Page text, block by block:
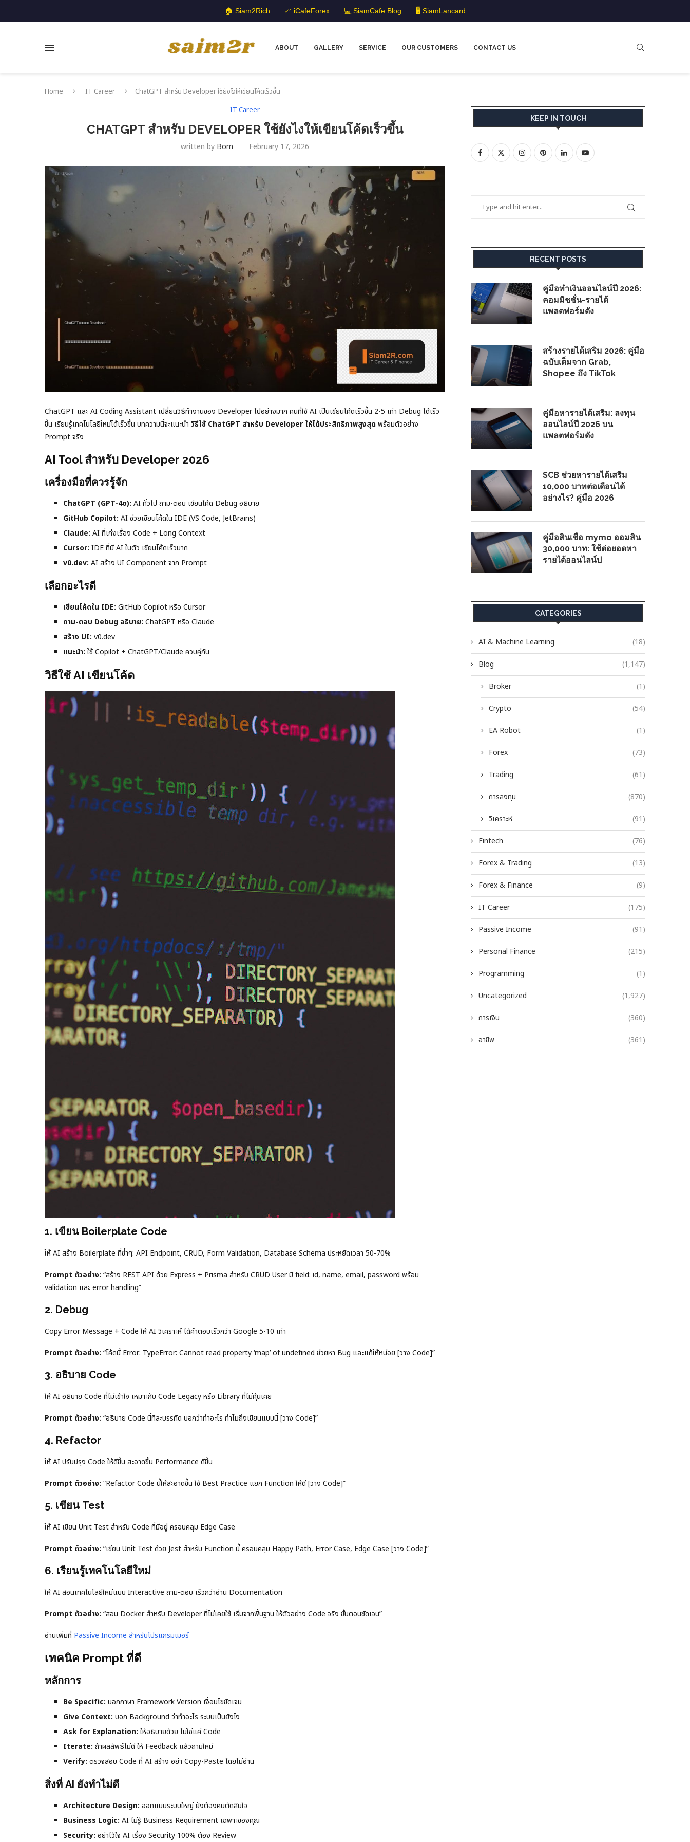
🏠 Siam2Rich 📈 iCafeForex 💻 SiamCafe Blog 🖥️ SiamLancard
ABOUT GALLERY SERVICE OUR CUSTOMERS CONTACT US
Home IT Career
ChatGPT สำหรับ Developer ใช้ยังไงให้เขียนโค้ดเร็วขึ้น
IT Career
CHATGPT สำหรับ DEVELOPER ใช้ยังไงให้เขียนโค้ดเร็วขึ้น
written by Bom February 17, 2026
ChatGPT และ AI Coding Assistant เปลี่ยนวิธีทำงานของ Developer ไปอย่างมาก คนที่ใช้ AI เป็นเขียนโค้ดเร็วขึ้น 2-5 เท่า Debug ได้เร็ว
ขึ้น เรียนรู้เทคโนโลยีใหม่ได้เร็วขึ้น บทความนี้จะแนะนำ วิธีใช้ ChatGPT สำหรับ Developer ให้ได้ประสิทธิภาพสูงสุด พร้อมตัวอย่าง
Prompt จริง
AI Tool สำหรับ Developer 2026
เครื่องมือที่ควรรู้จัก
ChatGPT (GPT-4o): AI ทั่วไป ถาม-ตอบ เขียนโค้ด Debug อธิบาย
GitHub Copilot: AI ช่วยเขียนโค้ดใน IDE (VS Code, JetBrains)
Claude: AI ที่เก่งเรื่อง Code + Long Context
Cursor: IDE ที่มี AI ในตัว เขียนโค้ดเร็วมาก
v0.dev: AI สร้าง UI Component จาก Prompt
เลือกอะไรดี
เขียนโค้ดใน IDE: GitHub Copilot หรือ Cursor
ถาม-ตอบ Debug อธิบาย: ChatGPT หรือ Claude
สร้าง UI: v0.dev
แนะนำ:ใช้ Copilot + ChatGPT/Claude ควบคู่กัน
วิธีใช้ AI เขียนโค้ด
1. เขียน Boilerplate Code
ให้ AI สร้าง Boilerplate ที่ซ้ำๆ: API Endpoint, CRUD, Form Validation, Database Schema ประหยัดเวลา 50-70%
Prompt ตัวอย่าง: “สร้าง REST API ด้วย Express + Prisma สำหรับ CRUD User มี field: id, name, email, password พร้อม
validation และ error handling”
2. Debug
Copy Error Message + Code ให้ AI วิเคราะห์ ได้คำตอบเร็วกว่า Google 5-10 เท่า
Prompt ตัวอย่าง: “โค้ดนี้ Error: TypeError: Cannot read property ‘map’ of undefined ช่วยหา Bug และแก้ให้หน่อย [วาง Code]”
3. อธิบาย Code
ให้ AI อธิบาย Code ที่ไม่เข้าใจ เหมาะกับ Code Legacy หรือ Library ที่ไม่คุ้นเคย
Prompt ตัวอย่าง: “อธิบาย Code นี้ทีละบรรทัด บอกว่าทำอะไร ทำไมถึงเขียนแบบนี้ [วาง Code]”
4. Refactor
ให้ AI ปรับปรุง Code ให้ดีขึ้น สะอาดขึ้น Performance ดีขึ้น
Prompt ตัวอย่าง: “Refactor Code นี้ให้สะอาดขึ้น ใช้ Best Practice แยก Function ให้ดี [วาง Code]”
5. เขียน Test
ให้ AI เขียน Unit Test สำหรับ Code ที่มีอยู่ ครอบคลุม Edge Case
Prompt ตัวอย่าง: “เขียน Unit Test ด้วย Jest สำหรับ Function นี้ ครอบคลุม Happy Path, Error Case, Edge Case [วาง Code]”
6. เรียนรู้เทคโนโลยีใหม่
ให้ AI สอนเทคโนโลยีใหม่แบบ Interactive ถาม-ตอบ เร็วกว่าอ่าน Documentation
Prompt ตัวอย่าง: “สอน Docker สำหรับ Developer ที่ไม่เคยใช้ เริ่มจากพื้นฐาน ให้ตัวอย่าง Code จริง ขั้นตอนชัดเจน”
อ่านเพิ่มที่ Passive Income สำหรับโปรแกรมเมอร์
เทคนิค Prompt ที่ดี
หลักการ
Be Specific: บอกภาษา Framework Version เงื่อนไขชัดเจน
Give Context: บอก Background ว่าทำอะไร ระบบเป็นยังไง
Ask for Explanation:ให้อธิบายด้วย ไม่ใช่แค่ Code
Iterate: ถ้าผลลัพธ์ไม่ดี ให้ Feedback แล้วถามใหม่
Verify: ตรวจสอบ Code ที่ AI สร้าง อย่า Copy-Paste โดยไม่อ่าน
สิ่งที่ AI ยังทำไม่ดี
Architecture Design: ออกแบบระบบใหญ่ ยังต้องคนตัดสินใจ
Business Logic: AI ไม่รู้ Business Requirement เฉพาะของคุณ
Security: อย่าไว้ใจ AI เรื่อง Security 100% ต้อง Review
KEEP IN TOUCH
RECENT POSTS
คู่มือทำเงินออนไลน์ปี 2026:
คอมมิชชั่น-รายได้
แพลตฟอร์มดัง
สร้างรายได้เสริม 2026: คู่มือ
ฉบับเต็มจาก Grab,
Shopee ถึง TikTok
คู่มือหารายได้เสริม: ลงทุน
ออนไลน์ปี 2026 บน
แพลตฟอร์มดัง
SCB ช่วยหารายได้เสริม
10,000 บาทต่อเดือนได้
อย่างไร? คู่มือ 2026
คู่มือสินเชื่อ mymo ออมสิน
30,000 บาท: ใช้ต่อยอดหา
รายได้ออนไลน์ป
CATEGORIES
AI & Machine Learning (18)
Blog (1,147)
Broker (1)
Crypto (54)
EA Robot (1)
Forex (73)
Trading (61)
การลงทุน (870)
วิเคราะห์ (91)
Fintech (76)
Forex & Trading (13)
Forex & Finance (9)
IT Career (175)
Passive Income (91)
Personal Finance (215)
Programming (1)
Uncategorized (1,927)
การเงิน (360)
อาชีพ (361)